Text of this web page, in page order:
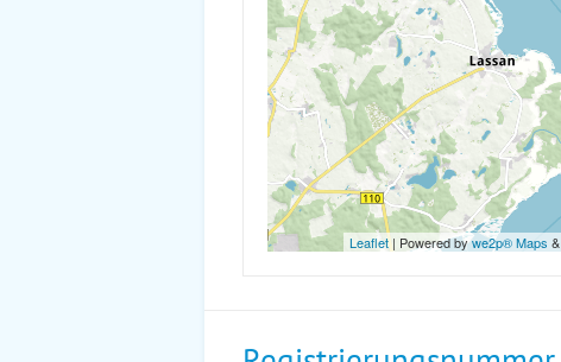
Leaflet | Powered bywe2p® Maps &